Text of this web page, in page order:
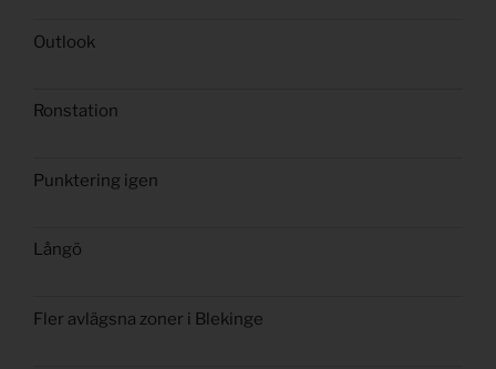
Outlook
Ronstation
Punktering igen
Långö
Fler avlägsna zoner i Blekinge